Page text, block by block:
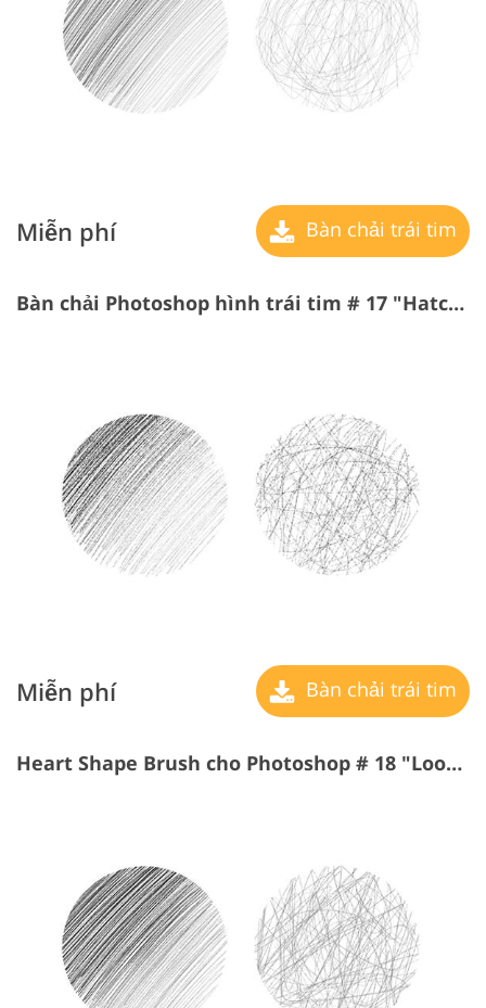
Miễn phí Bàn chải trái tim
Bàn chải Photoshop hình trái tim # 17 "Hatching"
Miễn phí Bàn chải trái tim
Heart Shape Brush cho Photoshop # 18 "Loops"